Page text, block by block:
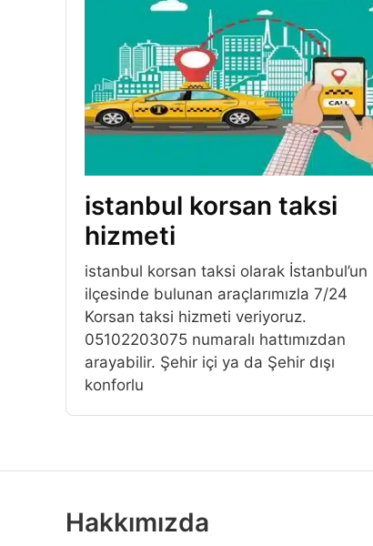
istanbul korsan taksi
hizmeti
istanbul korsan taksi olarak İstanbul’un
ilçesinde bulunan araçlarımızla 7/24
Korsan taksi hizmeti veriyoruz.
05102203075 numaralı hattımızdan
arayabilir. Şehir içi ya da Şehir dışı
konforlu
Hakkımızda